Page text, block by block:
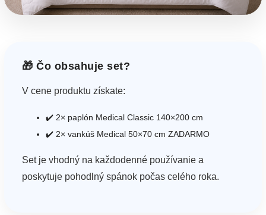
🎁 Čo obsahuje set?
V cene produktu získate:
✔️ 2× paplón Medical Classic 140×200 cm
✔️ 2× vankúš Medical 50×70 cm ZADARMO
Set je vhodný na každodenné používanie a
poskytuje pohodlný spánok počas celého roka.